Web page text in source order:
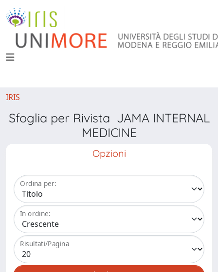
IRIS
Sfoglia per Rivista JAMA INTERNAL
MEDICINE
Opzioni
Ordina per:
In ordine:
Risultati/Pagina